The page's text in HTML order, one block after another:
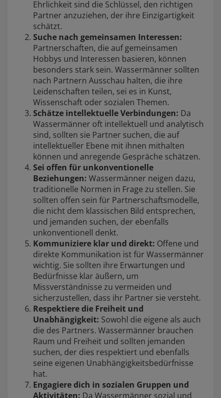
Ehrlichkeit sind die Schlüssel, den richtigen
Partner anzuziehen, der ihre Einzigartigkeit
schätzt.
Suche nach gemeinsamen Interessen:
Partnerschaften, die auf gemeinsamen
Hobbys und Interessen basieren, können
besonders stark sein. Wassermänner sollten
nach Partnern Ausschau halten, die ihre
Leidenschaften teilen, sei es in Kunst,
Wissenschaft oder sozialen Themen.
Schätze intellektuelle Verbindungen: Da
Wassermänner oft intellektuell und analytisch
sind, sollten sie Partner suchen, die auf
intellektueller Ebene mit ihnen mithalten
können und anregende Gespräche schätzen.
Sei offen für unkonventionelle
Beziehungen: Wassermänner neigen dazu,
traditionelle Normen in Frage zu stellen. Sie
sollten offen sein für Partnerschaftsmodelle,
die nicht dem klassischen Bild entsprechen,
und jemanden suchen, der ebenfalls
unkonventionell denkt.
Kommuniziere klar und direkt: Offene und
direkte Kommunikation ist für Wassermänner
wichtig. Sie sollten ihre Erwartungen und
Bedürfnisse klar äußern, um
Missverständnisse zu vermeiden und
sicherzustellen, dass ihr Partner sie versteht.
Respektiere die Freiheit und
Unabhängigkeit: Sowohl die eigene als auch
die des Partners. Wassermänner brauchen
Raum und Freiheit und sollten jemanden
suchen, der dies respektiert und ebenfalls
seine eigenen Unabhängigkeitsbedürfnisse
hat.
Engagiere dich in sozialen Gruppen und
Aktivitäten: Da Wassermänner sozial und